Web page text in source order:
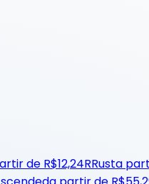
de R$12,24RRusta